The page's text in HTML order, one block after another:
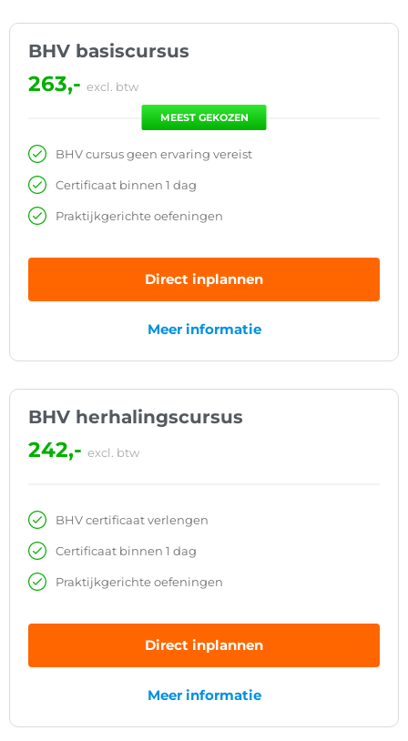
BHV basiscursus
263,- excl. btw
MEEST GEKOZEN
BHV cursus geen ervaring vereist
Certificaat binnen 1 dag
Praktijkgerichte oefeningen
Direct inplannen
Meer informatie
BHV herhalingscursus
242,- excl. btw
BHV certificaat verlengen
Certificaat binnen 1 dag
Praktijkgerichte oefeningen
Direct inplannen
Meer informatie